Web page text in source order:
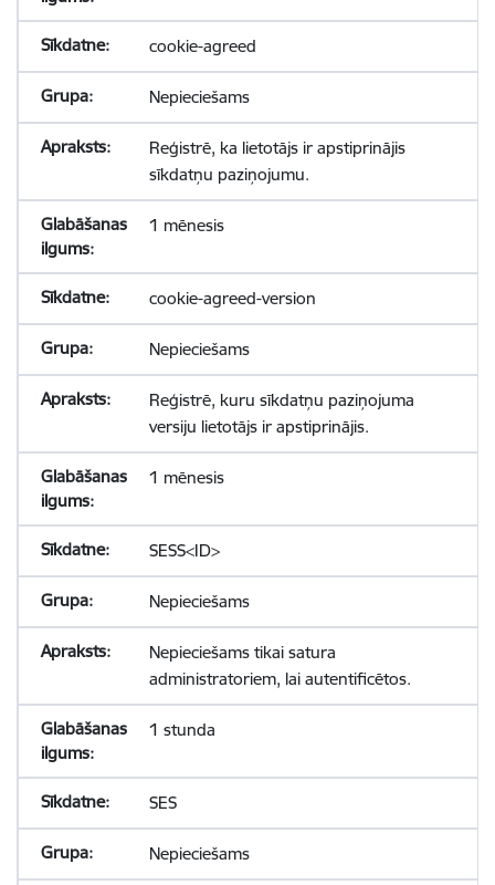
cookie-agreed
Nepieciešams
Reģistrē, ka lietotājs ir apstiprinājis
sīkdatņu paziņojumu.
1 mēnesis
cookie-agreed-version
Nepieciešams
Reģistrē, kuru sīkdatņu paziņojuma
versiju lietotājs ir apstiprinājis.
1 mēnesis
SESS<ID>
Nepieciešams
Nepieciešams tikai satura
administratoriem, lai autentificētos.
1 stunda
SES
Nepieciešams